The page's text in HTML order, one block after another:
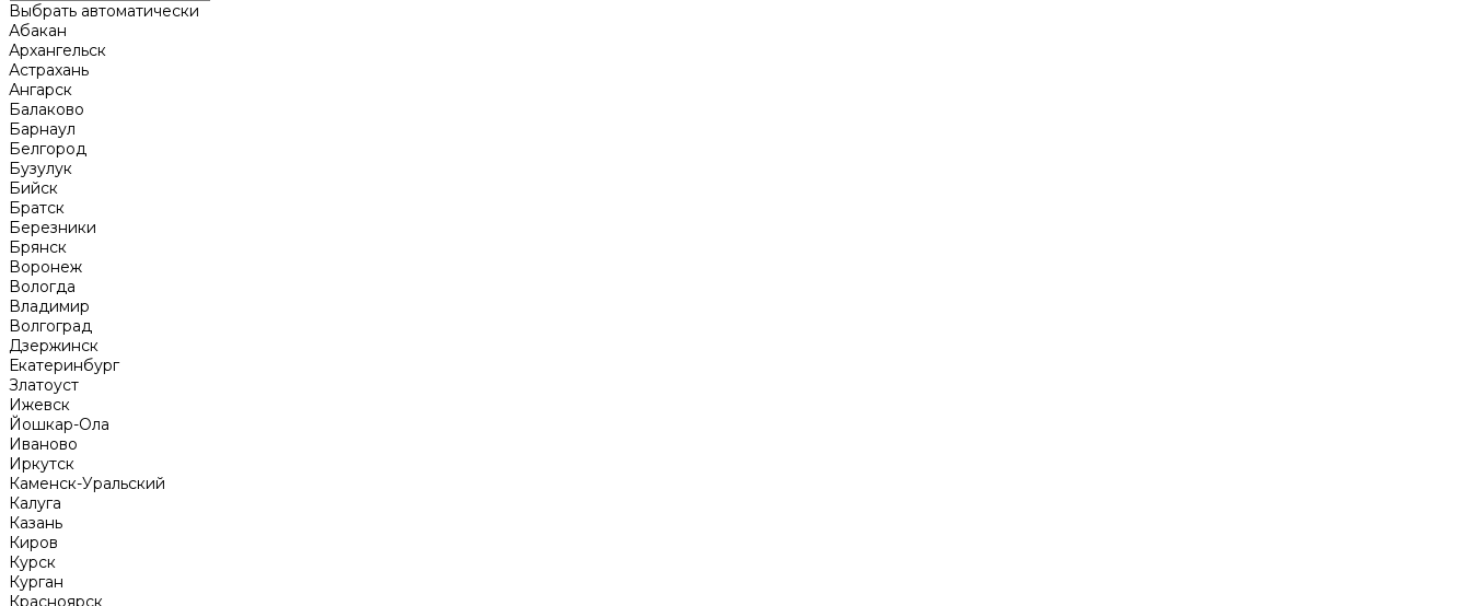
Выбрать автоматически
Абакан
Архангельск
Астрахань
Ангарск
Балаково
Барнаул
Белгород
Бузулук
Бийск
Братск
Березники
Брянск
Воронеж
Вологда
Владимир
Волгоград
Дзержинск
Екатеринбург
Златоуст
Ижевск
Йошкар-Ола
Иваново
Иркутск
Каменск-Уральский
Калуга
Казань
Киров
Курск
Курган
Красноярск